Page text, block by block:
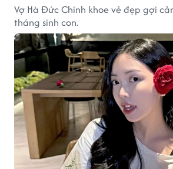
Vợ Hà Đức Chinh khoe vẻ đẹp gợi
tháng sinh con.